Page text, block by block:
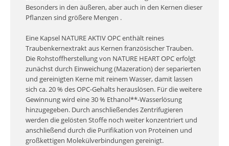
Besonders in den äußeren, aber auch in den Kernen dieser
Pflanzen sind größere Mengen .
Eine Kapsel NATURE AKTIV OPC enthält reines
Traubenkernextrakt aus Kernen französischer Trauben.
Die Rohstoffherstellung von NATURE HEART OPC erfolgt
zunächst durch Einweichung (Mazeration) der separierten
und gereinigten Kerne mit reinem Wasser, damit lassen
sich ca. 20 % des OPC-Gehalts herauslösen. Für die weitere
Gewinnung wird eine 30 % Ethanol**-Wasserlösung
hinzugegeben. Durch anschließendes Zentrifugieren
werden die gelösten Stoffe noch weiter konzentriert und
anschließend durch die Purifikation von Proteinen und
großkettigen Molekülverbindungen gereinigt.